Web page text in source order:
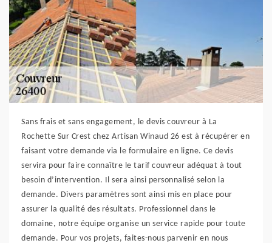
Sans frais et sans engagement, le devis couvreur à La
Rochette Sur Crest chez Artisan Winaud 26 est à récupérer en
faisant votre demande via le formulaire en ligne. Ce devis
servira pour faire connaître le tarif couvreur adéquat à tout
besoin d’intervention. Il sera ainsi personnalisé selon la
demande. Divers paramètres sont ainsi mis en place pour
assurer la qualité des résultats. Professionnel dans le
domaine, notre équipe organise un service rapide pour toute
demande. Pour vos projets, faites-nous parvenir en nous